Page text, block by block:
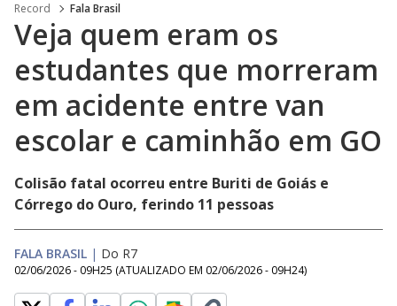
Record Fala Brasil
Veja quem eram os
estudantes que morreram
em acidente entre van
escolar e caminhão em GO
Colisão fatal ocorreu entre Buriti de Goiás e
Córrego do Ouro, ferindo 11 pessoas
FALA BRASIL | Do R7
02/06/2026 - 09H25 (ATUALIZADO EM 02/06/2026 - 09H24)